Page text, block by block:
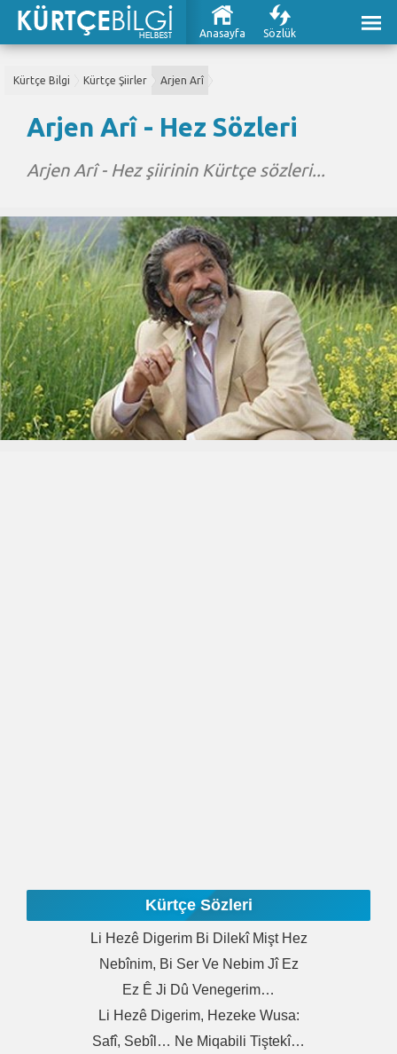
Anasayfa Sözlük
Kürtçe Bilgi Kürtçe Şiirler Arjen Arî
Arjen Arî - Hez Sözleri
Arjen Arî - Hez şiirinin Kürtçe sözleri...
Kürtçe Sözleri
Li Hezê Digerim Bi Dilekî Mişt Hez
Nebînim, Bi Ser Ve Nebim Jî Ez
Ez Ê Ji Dû Venegerim…
Li Hezê Digerim, Hezeke Wusa:
Safî, Sebîl… Ne Miqabili Tiştekî…